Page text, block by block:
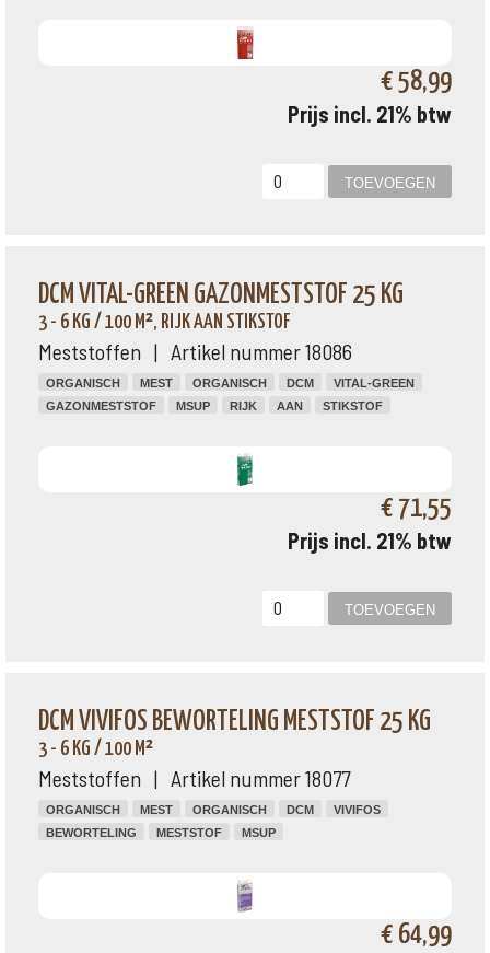
€ 58,99
Prijs incl. 21% btw
DCM VITAL-GREEN GAZONMESTSTOF 25 KG
3 - 6 KG / 100 M², RIJK AAN STIKSTOF
Meststoffen | Artikel nummer 18086
ORGANISCH MEST ORGANISCH DCM
VITAL-GREEN
GAZONMESTSTOF
MSUP RIJK AAN STIKSTOF
€ 71,55
Prijs incl. 21% btw
DCM VIVIFOS BEWORTELING MESTSTOF 25 KG
3 - 6 KG / 100 M²
Meststoffen | Artikel nummer 18077
ORGANISCH MEST ORGANISCH DCM
VIVIFOS
BEWORTELING
MESTSTOF MSUP
€ 64,99